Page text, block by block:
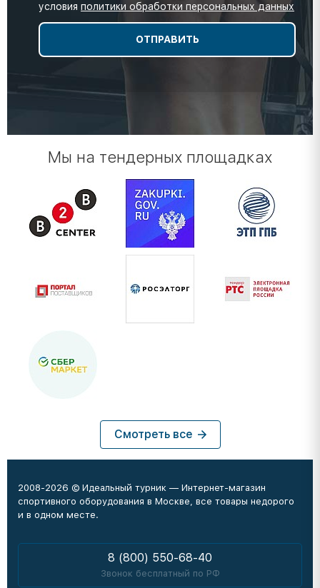
условия политики обработки персональных данных
Мы на тендерных площадках
Смотреть все
2008-2026 © Идеальный турник — Интернет-магазин
спортивного оборудования в Москве, все товары недорого
и в одном месте.
8 (800) 550-68-40
Звонок бесплатный по РФ